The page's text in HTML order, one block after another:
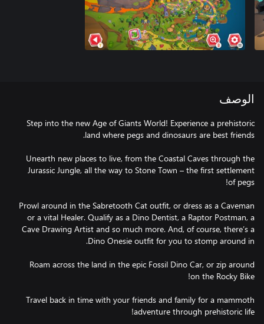
الوصف
Step into the new Age of Giants World! Experience a prehistoric
Unearth new places to live, from the Coastal Caves through the
Jurassic Jungle, all the way to Stone Town – the first settlement
Prowl around in the Sabretooth Cat outfit, or dress as a Caveman
or a vital Healer. Qualify as a Dino Dentist, a Raptor Postman, a
Cave Drawing Artist and so much more. And, of course, there’s a
Roam across the land in the epic Fossil Dino Car, or zip around
Travel back in time with your friends and family for a mammoth